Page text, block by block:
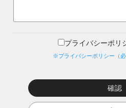
プライバシーポリ
※プライバシーポリシー（必